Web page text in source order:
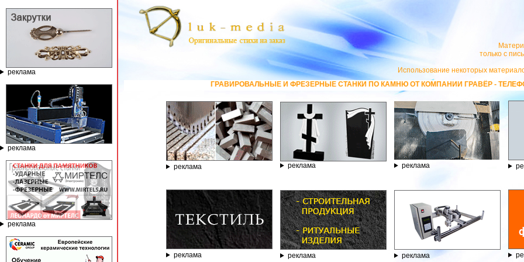
реклама
реклама
реклама
только с
Использование некоторых
ГРАВИРОВАЛЬНЫЕ И ФРЕЗЕРНЫЕ СТАНКИ ПО КАМНЮ ОТ КОМПАНИИ ГРАВЁР - ТЕЛЕФОН 8.800.77-
реклама реклама реклама
реклама реклама реклама